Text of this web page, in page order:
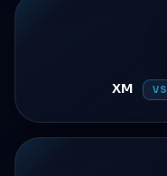
XM VS